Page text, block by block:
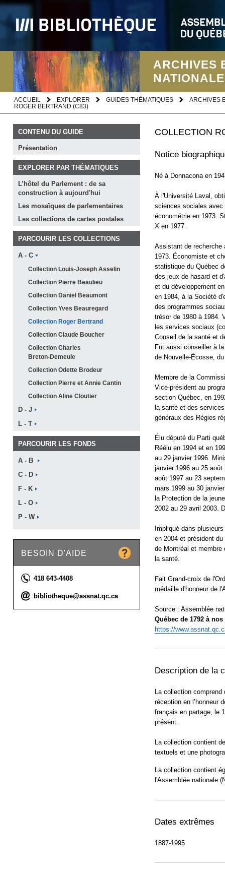
ARCHIVES
ACCUEIL EXPLORER GUIDES THÉMATIQUES
ARCHIVES
ROGER BERTRAND (C83)
CONTENU DU GUIDE
Présentation
EXPLORER PAR THÉMATIQUES
L’hôtel du Parlement : de sa
construction à aujourd'hui
Les mosaïques de parlementaires
Les collections de cartes postales
PARCOURIR LES COLLECTIONS
A - C
Collection Louis-Joseph Asselin
Collection Pierre Beaulieu
Collection Daniel Beaumont
Collection Yves Beauregard
Collection Roger Bertrand
Collection Claude Boucher
Collection Charles
Breton-Demeule
Collection Odette Brodeur
Collection Pierre et Annie Cantin
Collection Aline Cloutier
D - J
L - T
PARCOURIR LES FONDS
A - B
C - D
F - K
L - O
P - W
BESOIN D'AIDE
Téléphone :
418 643-4408
Courriel :
bibliotheque@assnat.qc.ca
COLLECTION
Notice
Né à Donnacona en
À l'Université Laval,
sciences sociales avec
économétrie en 1973.
X en 1977.
Assistant de recherche
1973. Économiste et
statistique du Québec
des jeux de hasard et
et du développement
en 1984, à la Société
des programmes
trésor de 1980 à 1984.
les services sociaux
Conseil de la santé et
Fut aussi conseiller à
de Nouvelle-Écosse,
Membre de la
Vice-président au
section Québec, en
la santé et des
généraux des Régies
Élu député du Parti
Réélu en 1994 et en
au 29 janvier 1996.
janvier 1996 au 25
août 1997 au 23
mars 1999 au 30
la Protection de la
2002 au 29 avril 2003.
Impliqué dans
en 2004 et président
de Montréal et membre
la santé.
Fait Grand-croix de
médaille d'honneur de
Source : Assemblée
Québec de 1792 à
https://
Description de la
La collection
réception en l’honneur
français en partage, le
présent.
La collection contient
textuels et une
La collection contient
l'Assemblée nationale
Dates extrêmes
1887-1995